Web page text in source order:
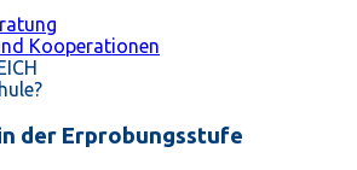
Kooperationen
der Erprobungsstufe